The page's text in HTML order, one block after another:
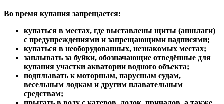
Во время купания запрещается:
купаться в местах, где выставлены щиты (аншлаги)
с предупреждениями и запрещающими надписями;
купаться в необорудованных, незнакомых местах;
заплывать за буйки, обозначающие отведённые для
купания участки акватории водного объекта;
подплывать к моторным, парусным судам,
весельным лодкам и другим плавательным
средствам;
прыгать в воду с катеров, лодок, причалов, а также